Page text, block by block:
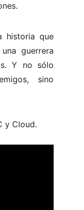
historia que
guerrera
Y no sólo
sino
y Cloud.